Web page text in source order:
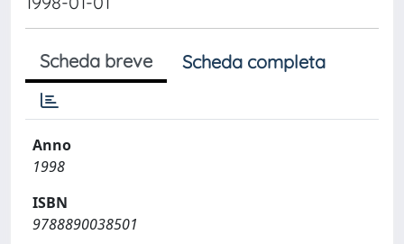
Scheda breve Scheda completa
Anno
1998
ISBN
9788890038501